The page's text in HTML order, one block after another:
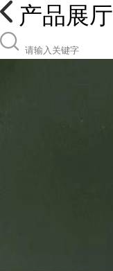
产品展厅